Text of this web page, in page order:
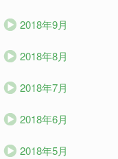
2018年9月
2018年8月
2018年7月
2018年6月
2018年5月